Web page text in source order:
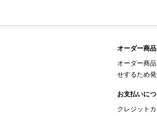
オーダー商
オーダー商
せするため
お支払いに
クレジット